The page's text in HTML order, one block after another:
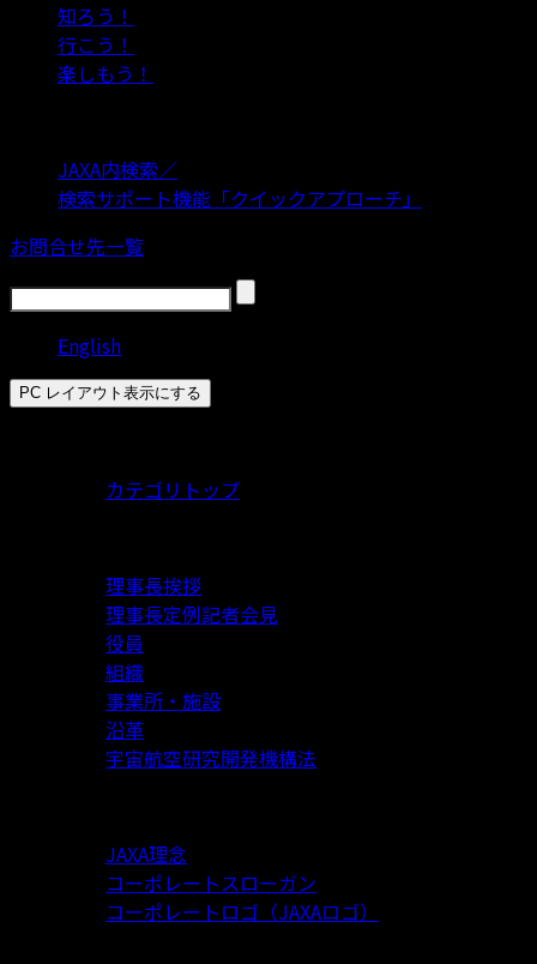
知ろう！
行こう！
楽しもう！
JAXA内検索／
検索サポート機能「クイックアプローチ」
お問合せ先一覧
English
PC レイアウト表示にする
カテゴリトップ
理事長挨拶
理事長定例記者会見
役員
組織
事業所・施設
沿革
宇宙航空研究開発機構法
JAXA理念
コーポレートスローガン
コーポレートロゴ（JAXAロゴ）